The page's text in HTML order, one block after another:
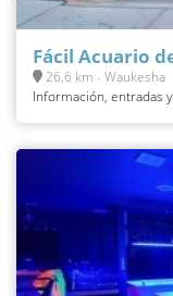
Fácil Acuario
26.6 km - Waukesha
Información, entradas